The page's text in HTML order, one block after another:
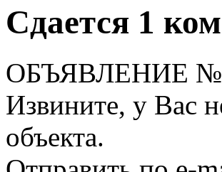
Сдается 1
ОБЪЯВЛЕНИЕ №
Извините, у Вас
объекта.